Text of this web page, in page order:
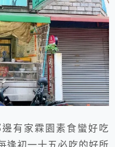
有家霖園素食蠻好吃
逢初一十五必吃的好所